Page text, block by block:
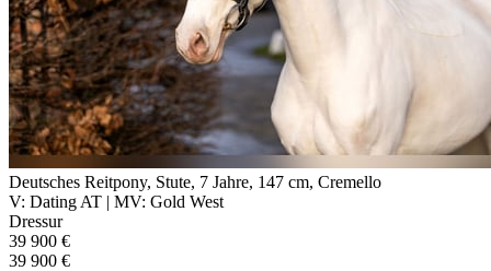
Deutsches Reitpony, Stute, 7 Jahre, 147 cm, Cremello
V: Dating AT | MV: Gold West
Dressur
39 900 €
39 900 €